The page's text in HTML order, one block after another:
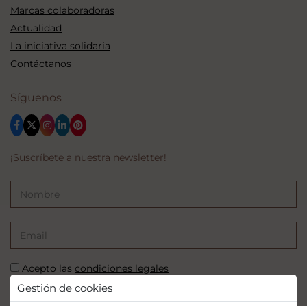
Gestión de cookies
Marcas colaboradoras
Actualidad
La iniciativa solidaria
Contáctanos
Síguenos
¡Suscríbete a nuestra newsletter!
Acepto las condiciones legales